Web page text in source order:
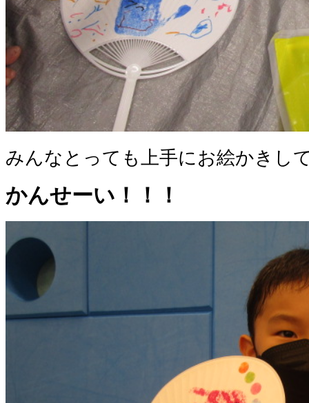
みんなとっても上手にお絵かきし
かんせーい！！！